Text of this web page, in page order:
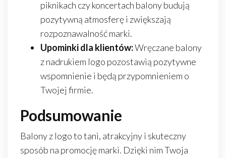
piknikach czy koncertach balony budują
pozytywną atmosferę i zwiększają
rozpoznawalność marki.
Upominki dla klientów:Wręczane balony
z nadrukiem logo pozostawią pozytywne
wspomnienie i będą przypomnieniem o
Twojej firmie.
Podsumowanie
Balony z logo to tani, atrakcyjny i skuteczny
sposób na promocję marki. Dzięki nim Twoja